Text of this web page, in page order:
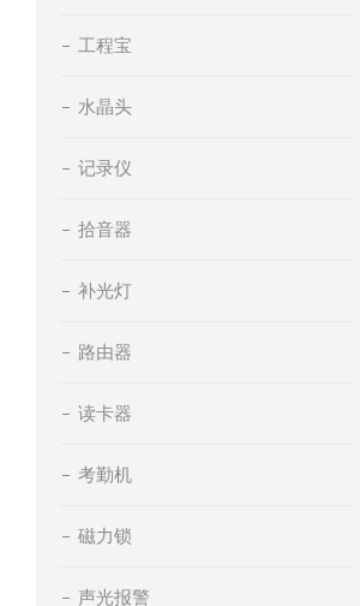
工程宝
水晶头
记录仪
拾音器
补光灯
路由器
读卡器
考勤机
磁力锁
声光报警